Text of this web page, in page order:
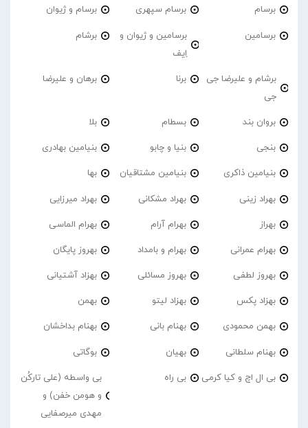
برسام برسام سپهری برسام و ژیوان
برسامین
برسامین و ژیوان و
اِیف
برشام
برشام و علیرضا جی
جی
برنا برهان و علیرضا
بروان بند بسطام بلا
بنجی بنیا و چابو بنیامین بهادری
بنیامین ذاکری بنیامین مشتاقیان بها
بهراد زینی بهراد مشکانی بهراد میرزایی
بهراز بهرام آرام بهرام الماسی
بهرام عمرانی بهرام و بامداد بهروز پایگان
بهروز لطفی بهروز مسائلی بهزاد آشتیانی
بهزاد پکس بهزاد لیتو بهمن
بهمن محمودی بهنام بانی بهنام بداخشان
بهنام سلطانی بهیان بوگاتی
بی ال اچ و کیا کرمی بی راه
بی واسطه (علی تارکُن
و هومن خفن) و
مهدی میرصفایی